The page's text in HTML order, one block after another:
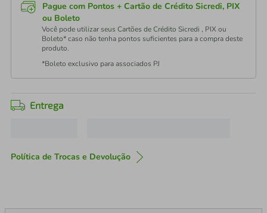
Pague com Pontos + Cartão de Crédito Sicredi, PIX
ou Boleto
Você pode utilizar seus Cartões de Crédito Sicredi , PIX ou
Boleto* caso não tenha pontos suficientes para a compra deste
produto.
*Boleto exclusivo para associados PJ
Entrega
Política de Trocas e Devolução